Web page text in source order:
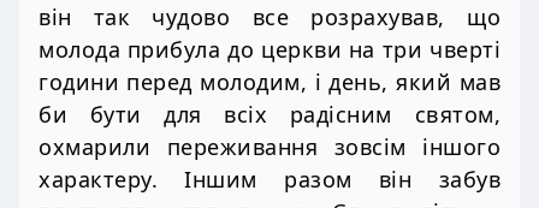
він так чудово все розрахував, що
молода прибула до церкви на три чверті
години перед молодим, і день, який мав
би бути для всіх радісним святом,
охмарили переживання зовсім іншого
характеру. Іншим разом він забув